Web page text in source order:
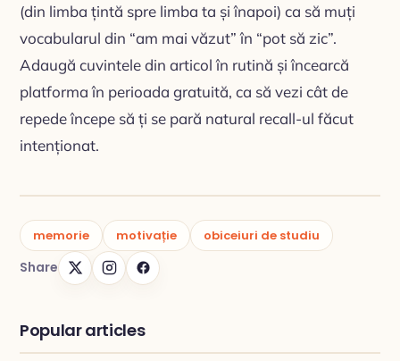
(din limba țintă spre limba ta și înapoi) ca să muți
vocabularul din “am mai văzut” în “pot să zic”.
Adaugă cuvintele din articol în rutină și încearcă
platforma în perioada gratuită, ca să vezi cât de
repede începe să ți se pară natural recall-ul făcut
intenționat.
memorie motivație obiceiuri de studiu
Share
Popular articles